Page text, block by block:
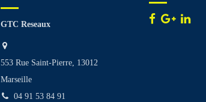
GTC Reseaux
553 Rue Saint-Pierre, 13012
Marseille
04 91 53 84 91